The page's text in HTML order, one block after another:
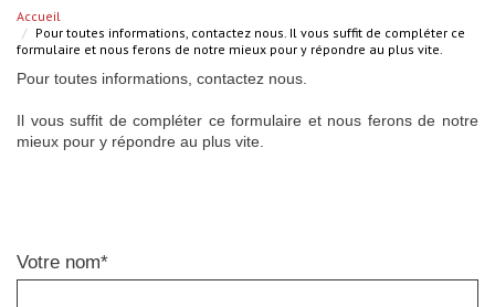
Accueil
Pour toutes informations, contactez nous. Il vous suffit de compléter ce
formulaire et nous ferons de notre mieux pour y répondre au plus vite.
Pour toutes informations, contactez nous.
Il vous suffit de compléter ce formulaire et nous ferons de notre
mieux pour y répondre au plus vite.
Votre nom*